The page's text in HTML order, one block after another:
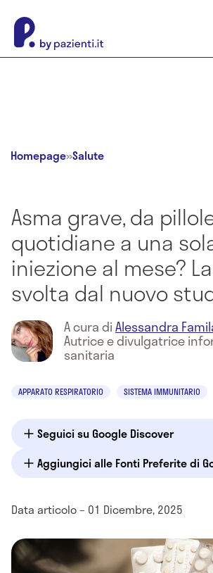
Homepage»Salute
Asma grave, da
quotidiane a una
iniezione al mese? La
svolta dal nuovo
A cura diAlessandra
Autrice e divulgatrice
sanitaria
APPARATO RESPIRATORIO SISTEMA IMMUNITARIO
Seguici su Google Discover
Aggiungici alle Fonti Preferite di
Data articolo – 01 Dicembre, 2025